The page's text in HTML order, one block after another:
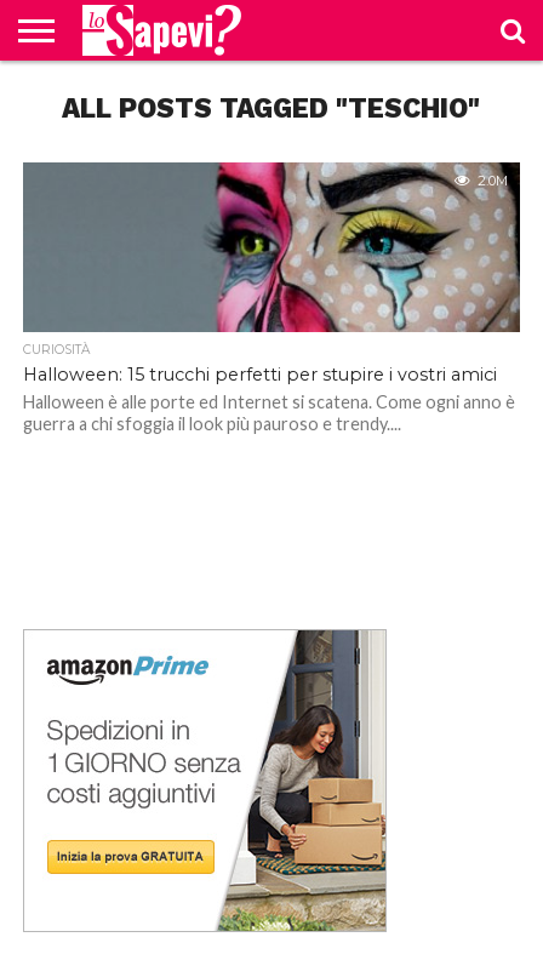
BENESSERE
GOSSIP
PRODOTTI
AMAZON
NEWS
CASA E
CUCINA
ALL POSTS TAGGED "TESCHIO"
2.0M
CURIOSITÀ
Halloween: 15 trucchi perfetti per stupire i vostri amici
Halloween è alle porte ed Internet si scatena. Come ogni anno è
guerra a chi sfoggia il look più pauroso e trendy....